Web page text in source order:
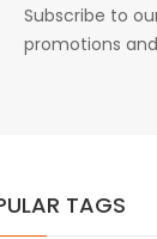
Subscribe to
promotions
TAGS